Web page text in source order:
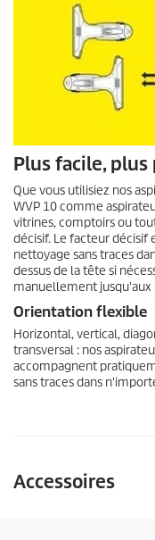
Plus facile,
Que vous utilisiez nos
WVP 10 comme
vitrines, comptoirs ou
décisif. Le facteur décisif
nettoyage sans traces
dessus de la tête si
manuellement jusqu'aux
Orientation flexible
Horizontal, vertical,
transversal : nos
accompagnent
sans traces dans
Accessoires